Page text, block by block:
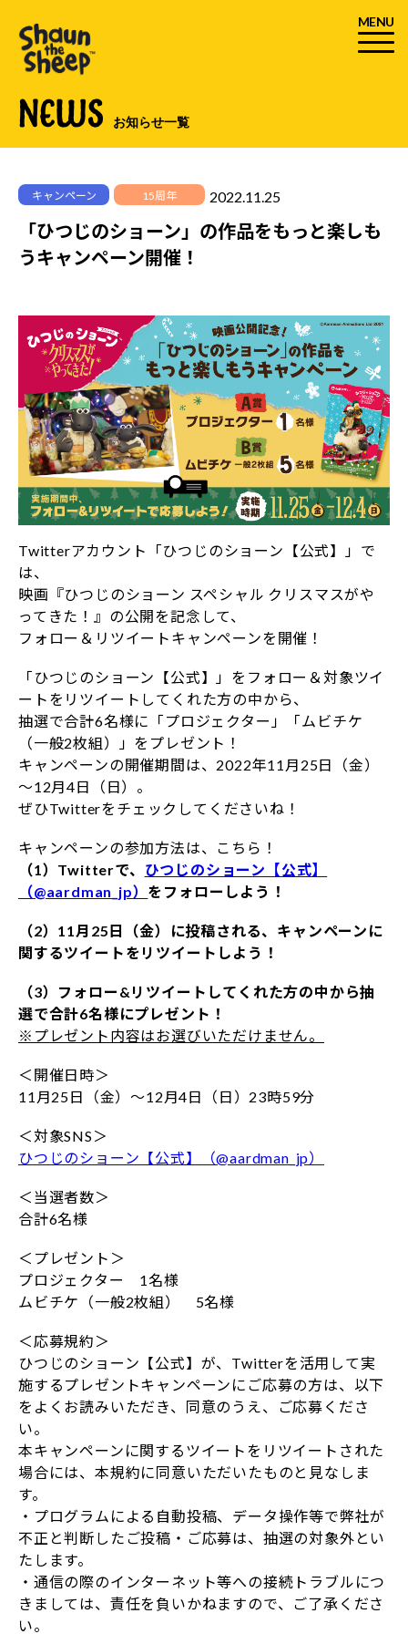
MENU
NEWS お知らせ一覧
キャンペーン 15周年 2022.11.25
「ひつじのショーン」の作品をもっと楽しも
うキャンペーン開催！
Twitterアカウント「ひつじのショーン【公式】」で
は、
映画『ひつじのショーン スペシャル クリスマスがや
ってきた！』の公開を記念して、
フォロー＆リツイートキャンペーンを開催！
「ひつじのショーン【公式】」をフォロー＆対象ツイ
ートをリツイートしてくれた方の中から、
抽選で合計6名様に「プロジェクター」「ムビチケ
（一般2枚組）」をプレゼント！
キャンペーンの開催期間は、2022年11月25日（金）
～12月4日（日）。
ぜひTwitterをチェックしてくださいね！
キャンペーンの参加方法は、こちら！
（1）Twitterで、 ひつじのショーン【公式】
（@aardman_jp） をフォローしよう！
（2）11月25日（金）に投稿される、キャンペーンに
関するツイートをリツイートしよう！
（3）フォロー&リツイートしてくれた方の中から抽
選で合計6名様にプレゼント！
※プレゼント内容はお選びいただけません。
＜開催日時＞
11月25日（金）～12月4日（日）23時59分
＜対象SNS＞
ひつじのショーン【公式】（@aardman_jp）
＜当選者数＞
合計6名様
＜プレゼント＞
プロジェクター 1名様
ムビチケ（一般2枚組） 5名様
＜応募規約＞
ひつじのショーン【公式】が、Twitterを活用して実
施するプレゼントキャンペーンにご応募の方は、以下
をよくお読みいただき、同意のうえ、ご応募くださ
い。
本キャンペーンに関するツイートをリツイートされた
場合には、本規約に同意いただいたものと見なしま
す。
・プログラムによる自動投稿、データ操作等で弊社が
不正と判断したご投稿・ご応募は、抽選の対象外とい
たします。
・通信の際のインターネット等への接続トラブルにつ
きましては、責任を負いかねますので、ご了承くださ
い。